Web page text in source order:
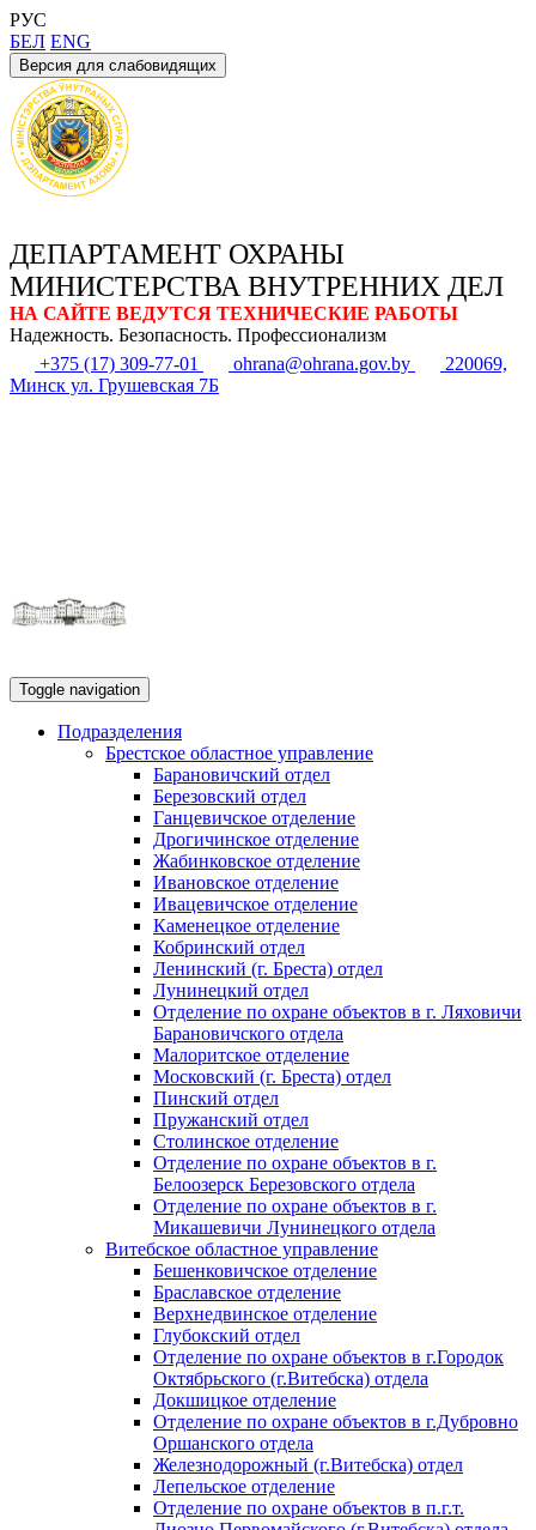
РУС
БЕЛ ENG
Версия для слабовидящих
ДЕПАРТАМЕНТ ОХРАНЫ
МИНИСТЕРСТВА ВНУТРЕННИХ ДЕЛ
НА САЙТЕ ВЕДУТСЯ ТЕХНИЧЕСКИЕ РАБОТЫ
Надежность. Безопасность. Профессионализм
+375 (17) 309-77-01
ohrana@ohrana.gov.by
220069,
Минск ул. Грушевская 7Б
Toggle navigation
Подразделения
Брестское областное управление
Барановичский отдел
Березовский отдел
Ганцевичское отделение
Дрогичинское отделение
Жабинковское отделение
Ивановское отделение
Ивацевичское отделение
Каменецкое отделение
Кобринский отдел
Ленинский (г. Бреста) отдел
Лунинецкий отдел
Отделение по охране объектов в г. Ляховичи
Барановичского отдела
Малоритское отделение
Московский (г. Бреста) отдел
Пинский отдел
Пружанский отдел
Столинское отделение
Отделение по охране объектов в г.
Белоозерск Березовского отдела
Отделение по охране объектов в г.
Микашевичи Лунинецкого отдела
Витебское областное управление
Бешенковичское отделение
Браславское отделение
Верхнедвинское отделение
Глубокский отдел
Отделение по охране объектов в г.Городок
Октябрьского (г.Витебска) отдела
Докшицкое отделение
Отделение по охране объектов в г.Дубровно
Оршанского отдела
Железнодорожный (г.Витебска) отдел
Лепельское отделение
Отделение по охране объектов в п.г.т.